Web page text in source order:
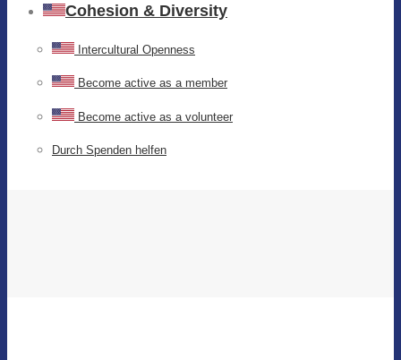
Cohesion & Diversity
Intercultural Openness
Become active as a member
Become active as a volunteer
Durch Spenden helfen